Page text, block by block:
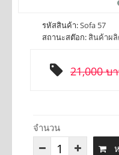
รหัสสินค้า:Sofa 57
สถานะสต๊อก: สินค้าผลิ
21,000 บ
จำนวน